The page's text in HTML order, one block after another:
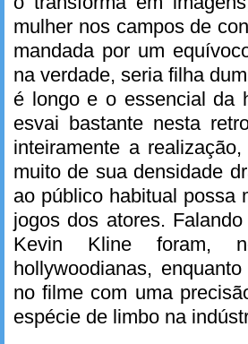
mulher nos campos de
mandada por um
na verdade, seria filha
é longo e o essencial da
esvai bastante nesta
inteiramente a
muito de sua densidade
ao público habitual possa
jogos dos atores.
Kevin Kline foram,
hollywoodianas,
no filme com uma
espécie de limbo na